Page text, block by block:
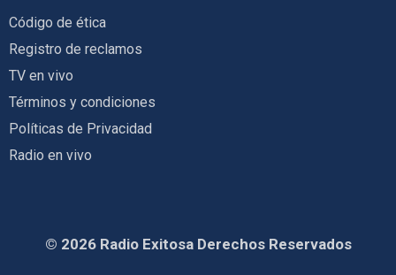
Código de ética
Registro de reclamos
TV en vivo
Términos y condiciones
Políticas de Privacidad
Radio en vivo
© 2026 Radio Exitosa Derechos Reservados